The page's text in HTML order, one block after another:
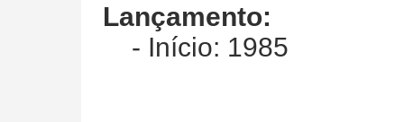
Lançamento:
- Início: 1985